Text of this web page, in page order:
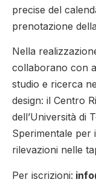
precise del
prenotazione
Nella
collaborano con
studio e ricerca
design: il Centro
dell’Università di
Sperimentale per
rilevazioni nelle
Per iscrizioni: